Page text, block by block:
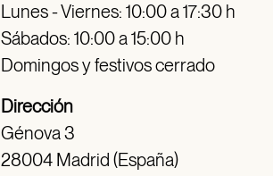
Lunes - Viernes: 10:00 a 17:30 h
Sábados: 10:00 a 15:00 h
Domingos y festivos cerrado
Dirección
Génova 3
28004 Madrid (España)